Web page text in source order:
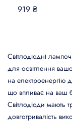
919 ₴
Світлодіодні
для освітлення
на електроенергію
що впливає на ваш
Світлодіоди мають
довготривалість